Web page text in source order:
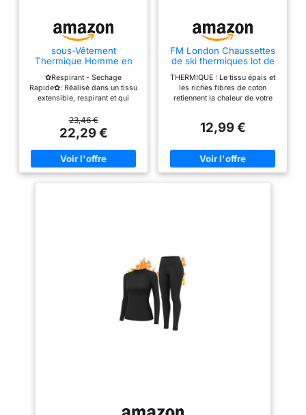
sous-Vêtement
Thermique Homme en
Séchage Rapide
✿Respirant - Sechage
Rapide✿: Réalisé dans un tissu
extensible, respirant et qui
même lors d'efforts physiques
intenses, tout en vous offrant un
maximum de confort lors de vos
activités quotidiennes et de vos
activités de plein air.
✿Mouvement libre et prévention
et garder votre corps plus
élancé. Extérieur, tissu
thermoactif-actif coupe-vent et
23,46 €
22,29 €
FM London Chaussettes
de ski thermiques lot de
femmes - Coupe
ergonomique pour un
maximum de confort
THERMIQUE : Le tissu épais et
les riches fibres de coton
retiennent la chaleur de votre
à une température optimale sur
chaussettes de ski pour
femmes offrent un amorti au
niveau des mollets, des
EXTENSIBLE : L'élasticité accrue
garantit un ajustement flexible
et personnalisé autour du pied
pour une sensation d'élégance
et un maximum de confort tout
au long de la journée ULTRA-
DOUCE : Fabriquées à partir
d'un riche mélange de matières
12,99 €